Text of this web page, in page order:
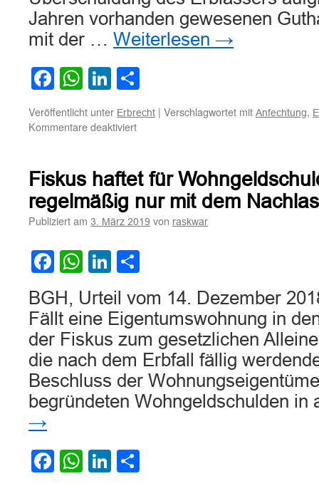
Jahren vorhanden gewesenen
mit der … Weiterlesen →
Facebook
WhatsApp
LinkedIn
Veröffentlicht unter Erbrecht | Verschlagwortet mit Anfechtung,
Kommentare deaktiviertfür
der
Ausschlagung
einer
Erbschaft
wegen
angenommener
Überschuldung
Erblassers
Fiskus haftet für
regelmäßig nur mit dem
Publiziert am 3. März 2019 von raskwar
Facebook
WhatsApp
LinkedIn
BGH, Urteil vom 14. Dezember
Fällt eine Eigentumswohnung in
der Fiskus zum gesetzlichen
die nach dem Erbfall fällig
Beschluss der
begründeten Wohngeldschulden
→
Facebook
WhatsApp
LinkedIn